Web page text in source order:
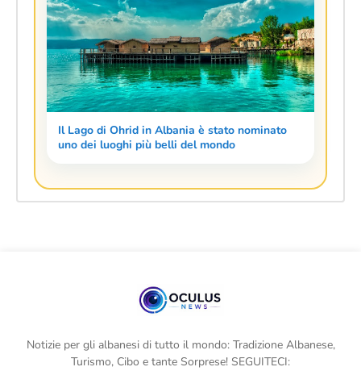
Il Lago di Ohrid in Albania è stato nominato
uno dei luoghi più belli del mondo
Notizie per gli albanesi di tutto il mondo: Tradizione Albanese,
Turismo, Cibo e tante Sorprese! SEGUITECI: